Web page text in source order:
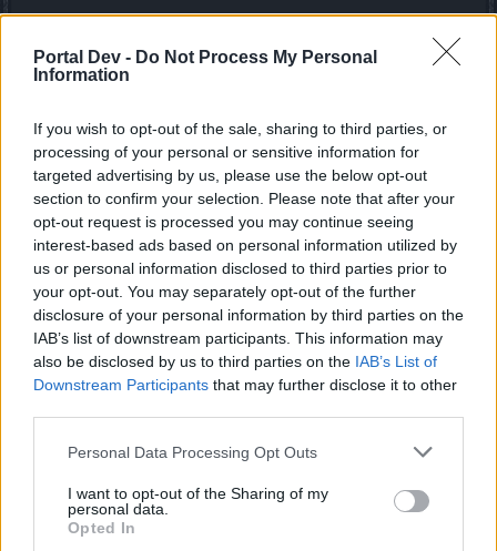
Portal Dev - Do Not Process My Personal
Information
If you wish to opt-out of the sale, sharing to third parties, or
processing of your personal or sensitive information for
targeted advertising by us, please use the below opt-out
section to confirm your selection. Please note that after your
opt-out request is processed you may continue seeing
interest-based ads based on personal information utilized by
us or personal information disclosed to third parties prior to
your opt-out. You may separately opt-out of the further
disclosure of your personal information by third parties on the
IAB’s list of downstream participants. This information may
also be disclosed by us to third parties on the IAB’s List of
Downstream Participants that may further disclose it to other
Personal Data Processing Opt Outs
I want to opt-out of the Sharing of my
personal data.
Opted In
Flaschenzügen und Seilen, wieder in Kingshill eintraf, war
zu seiner großen Verwunderung die Kuh verschwunden.
sie von einem Herrenbesuch und dem anregenden
Gespräch über 8,5cm. Ja und als sie wieder nachschaute,
war alles wie immer.
Amagan konnte nur ungläubig schauen und lächeln.
Das Mysterium von Kingshill
Wie kam die Kuh in den Brunnen?
Für Mathi: